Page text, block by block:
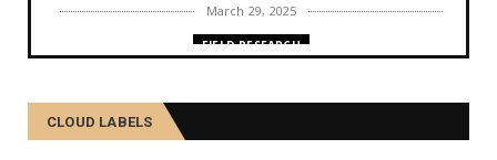
March 29, 2025
FIELD RESEARCH
February 27, 2025
FIELD RESEARCH
CLOUD LABELS